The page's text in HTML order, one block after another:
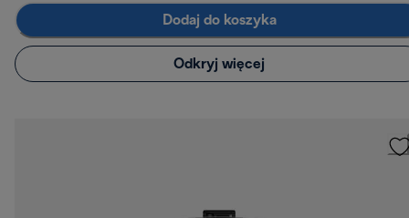
Dodaj do koszyka
Odkryj więcej